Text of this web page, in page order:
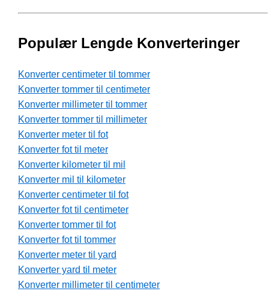
Populær Lengde Konverteringer
Konverter centimeter til tommer
Konverter tommer til centimeter
Konverter millimeter til tommer
Konverter tommer til millimeter
Konverter meter til fot
Konverter fot til meter
Konverter kilometer til mil
Konverter mil til kilometer
Konverter centimeter til fot
Konverter fot til centimeter
Konverter tommer til fot
Konverter fot til tommer
Konverter meter til yard
Konverter yard til meter
Konverter millimeter til centimeter